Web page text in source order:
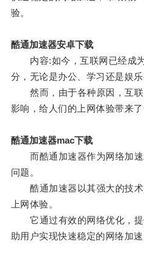
验。
酷通加速器安卓下载
内容:如今，互联网已经成为
分，无论是办公、学习还是娱乐
然而，由于各种原因，互联
影响，给人们的上网体验带来了
酷通加速器mac下载
而酷通加速器作为网络加速
问题。
酷通加速器以其强大的技术
上网体验。
它通过有效的网络优化，提
助用户实现快速稳定的网络加速